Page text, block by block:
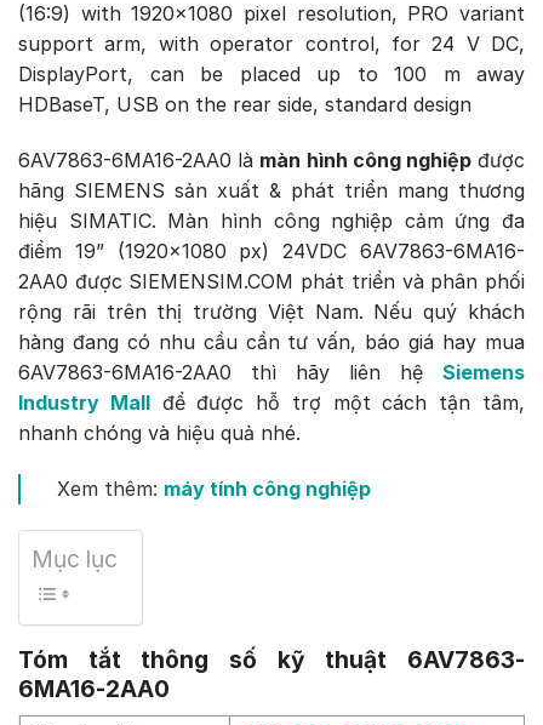
(16:9) with 1920×1080 pixel resolution, PRO variant
support arm, with operator control, for 24 V DC,
DisplayPort, can be placed up to 100 m away
HDBaseT, USB on the rear side, standard design
6AV7863-6MA16-2AA0 là màn hình công nghiệpđược
hãng SIEMENS sản xuất & phát triển mang thương
hiệu SIMATIC. Màn hình công nghiệp cảm ứng đa
điểm 19” (1920×1080 px) 24VDC 6AV7863-6MA16-
2AA0 được SIEMENSIM.COM phát triển và phân phối
rộng rãi trên thị trường Việt Nam. Nếu quý khách
hàng đang có nhu cầu cần tư vấn, báo giá hay mua
6AV7863-6MA16-2AA0 thì hãy liên hệ Siemens
Industry Mallđể được hỗ trợ một cách tận tâm,
nhanh chóng và hiệu quả nhé.
Xem thêm: máy tính công nghiệp
Mục lục
Tóm tắt thông số kỹ thuật 6AV7863-
6MA16-2AA0